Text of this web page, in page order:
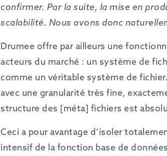
confirmer. Par la suite, la mise en
scalabilité. Nous avons donc
Drumee offre par ailleurs une
acteurs du marché : un système de
comme un véritable système de
avec une granularité très fine,
structure des [méta] fichiers est
Ceci a pour avantage d’isoler
intensif de la fonction base de